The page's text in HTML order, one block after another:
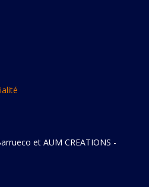
et AUM CREATIONS -